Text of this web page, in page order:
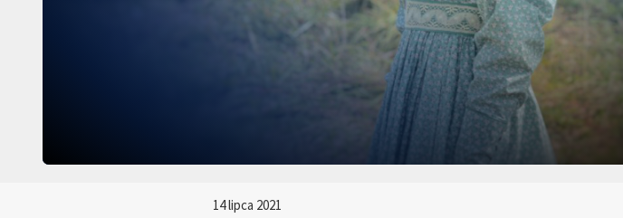
14 lipca 2021